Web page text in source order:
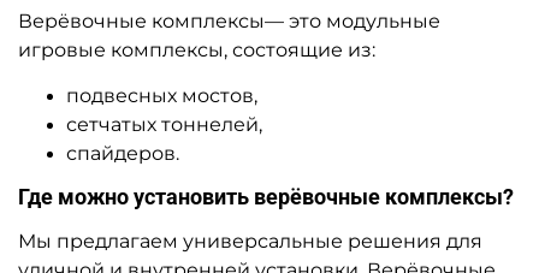
Верёвочные комплексы— это модульные
игровые комплексы, состоящие из:
подвесных мостов,
сетчатых тоннелей,
спайдеров.
Где можно установить верёвочные комплексы?
Мы предлагаем универсальные решения для